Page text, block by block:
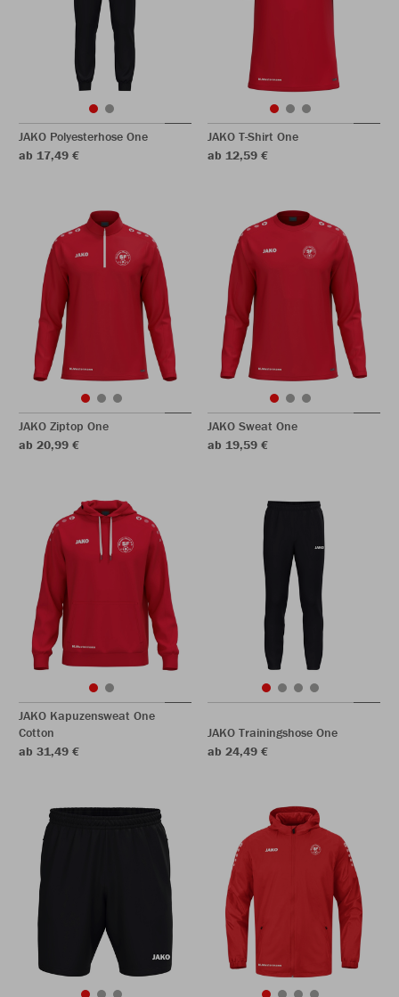
JAKO Polyesterhose One
ab 17,49 €
JAKO T-Shirt One
ab 12,59 €
JAKO Ziptop One
ab 20,99 €
JAKO Sweat One
ab 19,59 €
JAKO Kapuzensweat One
Cotton
ab 31,49 €
JAKO Trainingshose One
ab 24,49 €